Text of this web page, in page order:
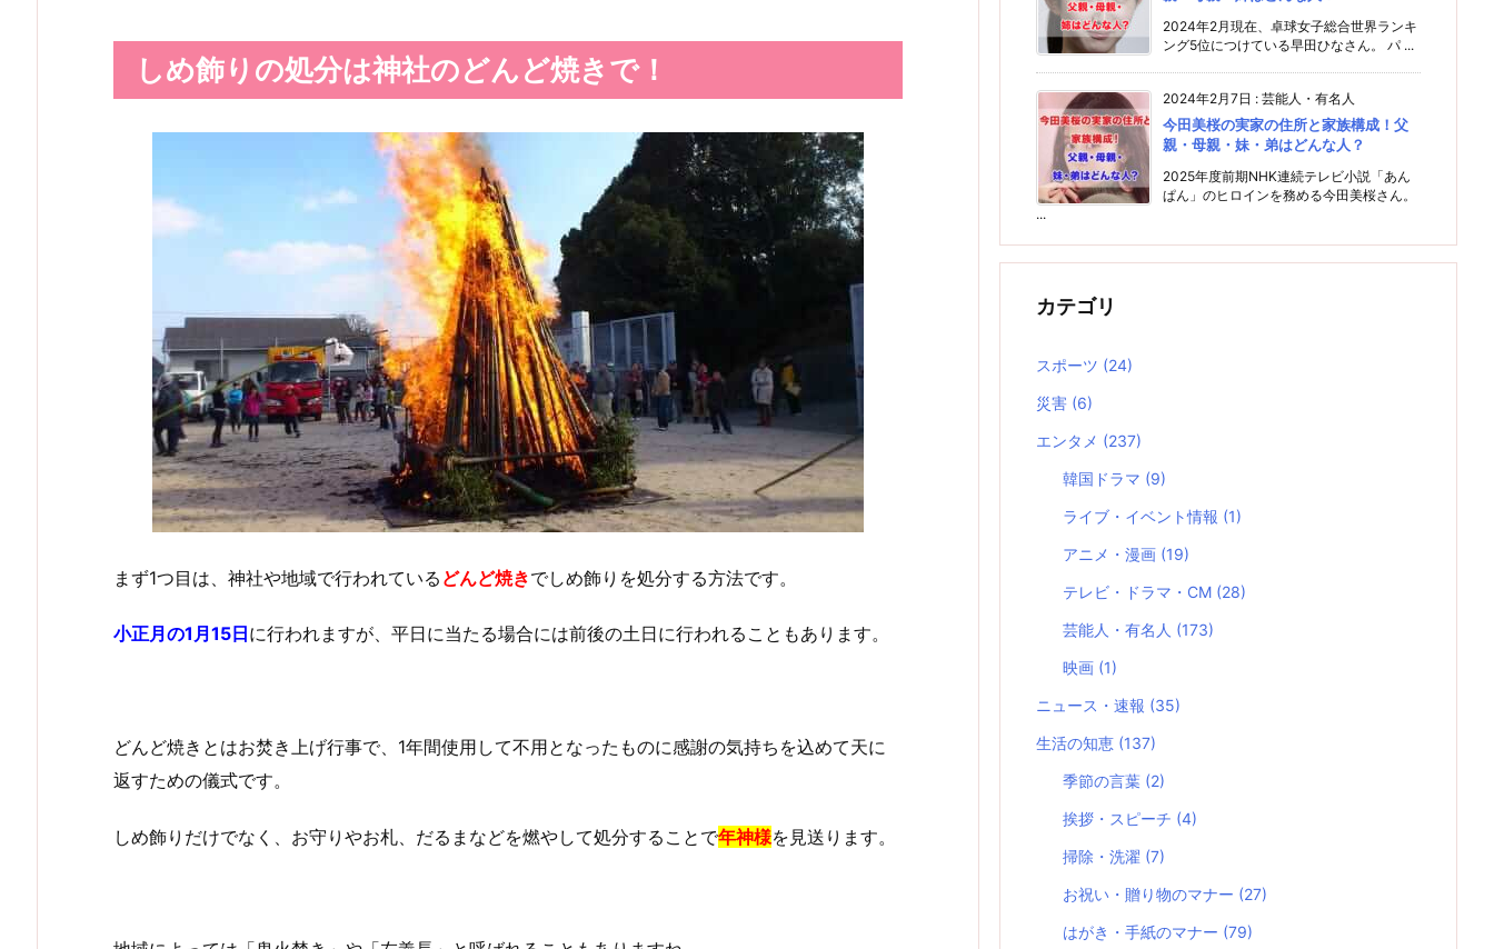
しめ飾りの処分は神社のどんど焼きで！
まず1つ目は、神社や地域で行われている どんど焼きでしめ飾りを処分する方法です。
小正月の1月15日に行われますが、平日に当たる場合には前後の土日に行われることもあります。
どんど焼きとはお焚き上げ行事で、1年間使用して不用となったものに感謝の気持ちを込めて天に
返すための儀式です。
しめ飾りだけでなく、お守りやお札、だるまなどを燃やして処分することで年神様を見送ります。
2024年2月現在、卓球女子総合世界ランキ
ング5位につけている早田ひなさん。 パ ...
2024年2月7日 : 芸能人・有名人
今田美桜の実家の住所と家族構成！父
親・母親・妹・弟はどんな人？
2025年度前期NHK連続テレビ小説「あん
ぱん」のヒロインを務める今田美桜さん。
...
カテゴリ
スポーツ (24)
災害 (6)
エンタメ (237)
韓国ドラマ (9)
ライブ・イベント情報 (1)
アニメ・漫画 (19)
テレビ・ドラマ・CM (28)
芸能人・有名人 (173)
映画 (1)
ニュース・速報 (35)
生活の知恵 (137)
季節の言葉 (2)
挨拶・スピーチ (4)
掃除・洗濯 (7)
お祝い・贈り物のマナー (27)
はがき・手紙のマナー (79)